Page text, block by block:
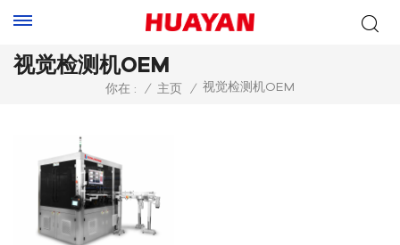
视觉检测机OEM
你在 : / 主页 / 视觉检测机OEM